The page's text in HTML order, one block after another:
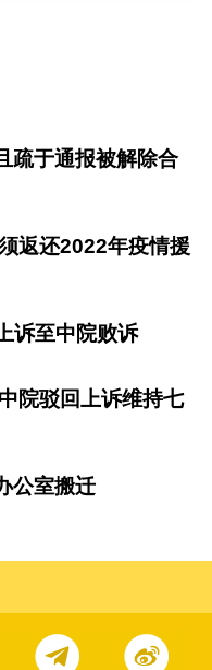
疏于通报被解除合
返还2022年疫情援
诉至中院败诉
院驳回上诉维持七
公室搬迁